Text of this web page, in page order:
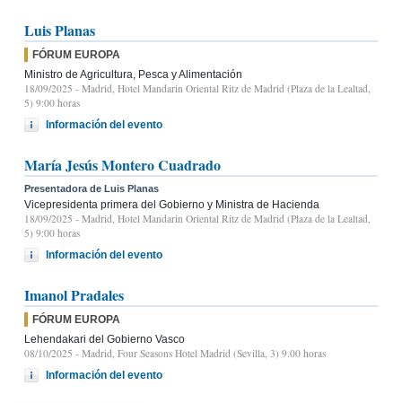
Luis Planas
FÓRUM EUROPA
Ministro de Agricultura, Pesca y Alimentación
18/09/2025 - Madrid, Hotel Mandarin Oriental Ritz de Madrid (Plaza de la Lealtad,
5) 9:00 horas
Información del evento
María Jesús Montero Cuadrado
Presentadora de Luis Planas
Vicepresidenta primera del Gobierno y Ministra de Hacienda
18/09/2025 - Madrid, Hotel Mandarin Oriental Ritz de Madrid (Plaza de la Lealtad,
5) 9:00 horas
Información del evento
Imanol Pradales
FÓRUM EUROPA
Lehendakari del Gobierno Vasco
08/10/2025 - Madrid, Four Seasons Hotel Madrid (Sevilla, 3) 9.00 horas
Información del evento